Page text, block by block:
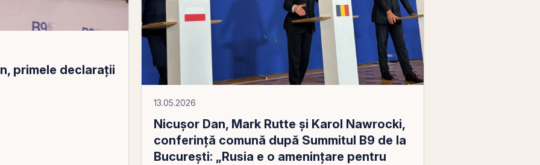
primele declarații
13.05.2026
Nicușor Dan, Mark Rutte și Karol Nawrocki,
conferință comună după Summitul B9 de la
București: „Rusia e o amenințare pentru